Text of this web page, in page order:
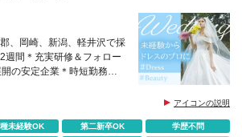
、岡崎、新潟、軽井沢で採
週間＊充実研修＆フォロー
の安定企業＊時短勤務制
アイコンの説明
未経験OK 第二新卒OK
学歴不問